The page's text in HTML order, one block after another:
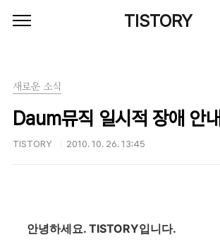
TISTORY
새로운 소식
Daum뮤직 일시적 장애 안내
TISTORY 2010. 10. 26. 13:45
안녕하세요. TISTORY입니다.